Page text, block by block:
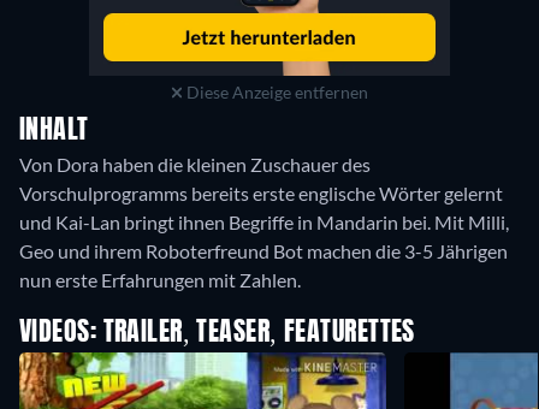
Diese Anzeige entfernen
INHALT
Von Dora haben die kleinen Zuschauer des
Vorschulprogramms bereits erste englische Wörter gelernt
und Kai-Lan bringt ihnen Begriffe in Mandarin bei. Mit Milli,
Geo und ihrem Roboterfreund Bot machen die 3-5 Jährigen
nun erste Erfahrungen mit Zahlen.
VIDEOS: TRAILER, TEASER, FEATURETTES